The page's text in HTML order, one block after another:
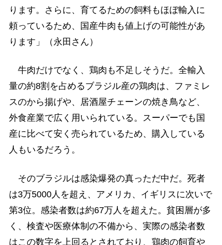
ります。さらに、育てるための飼料もほぼ輸入に
頼っているため、国産牛肉も値上げの可能性があ
ります」（永田さん）
牛肉だけでなく、鶏肉も不足しそうだ。全輸入
量の約8割を占めるブラジル産の鶏肉は、ファミレ
スのから揚げや、居酒屋チェーンの焼き鳥など、
外食産業で広く用いられている。スーパーでも国
産に比べて安く売られているため、購入している
人もいるだろう。
そのブラジルは感染爆発の真っただ中だ。死者
は3万5000人を超え、アメリカ、イギリスに次いで
第3位。感染者数は約67万人を超えた。貧困層が多
く、検査や医療体制の不備から、実際の感染者数
はこの数字を上回るとされており、鶏肉の飼育や